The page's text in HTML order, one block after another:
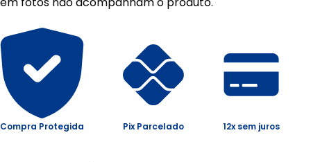
Compra Protegida Pix Parcelado 12x sem juros